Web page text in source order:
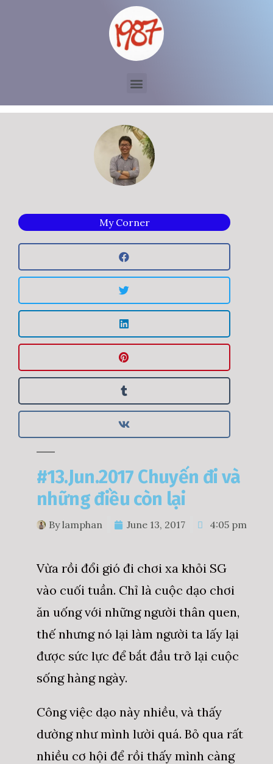
My Corner
#13.Jun.2017 Chuyến đi và
những điều còn lại
Bylamphan June 13, 2017 4:05 pm
Vừa rồi đổi gió đi chơi xa khỏi SG
vào cuối tuần. Chỉ là cuộc dạo chơi
ăn uống với những người thân quen,
thế nhưng nó lại làm người ta lấy lại
được sức lực để bắt đầu trở lại cuộc
sống hàng ngày.
Công việc dạo này nhiều, và thấy
dường như mình lười quá. Bỏ qua rất
nhiều cơ hội để rồi thấy mình càng